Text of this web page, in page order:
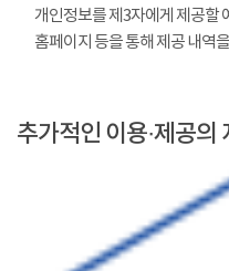
개인정보를 제3자에게 제공할
홈페이지 등을 통해 제공 내역
추가적인 이용·제공의